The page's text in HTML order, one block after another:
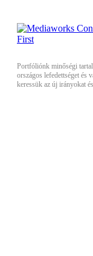
Portfóliónk minőségi
országos lefedettséget és
keressük az új irányokat